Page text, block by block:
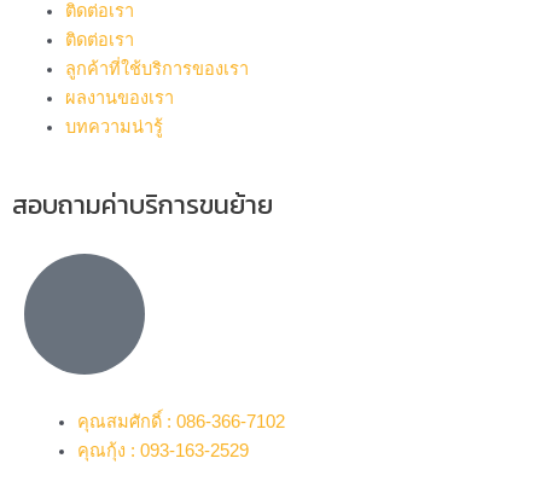
ติดต่อเรา
ติดต่อเรา
ลูกค้าที่ใช้บริการของเรา
ผลงานของเรา
บทความน่ารู้
สอบถามค่าบริการขนย้าย
คุณสมศักดิ์ : 086-366-7102
คุณกุ้ง : 093-163-2529